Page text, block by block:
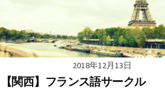
2018年12月13日
【関西】フランス語サークル